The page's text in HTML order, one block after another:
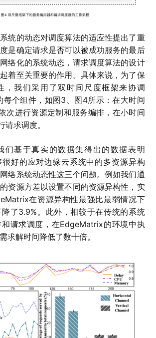
统的动态对调度算法的适应性提出了重
是确定请求是否可以被成功服务的最后
络化的系统动态，请求调度算法的设计
着至关重要的作用。具体来说，为了保
，我们采用了双时间尺度框架来协调
个组件，如图3、图4所示：在大时间
次进行资源定制和服务编排，在小时间
求调度。
们基于真实的数据集得出的数据表明
好的应对边缘云系统中的多资源异构
络系统动态性这三个问题。例如我们通
资源方差以设置不同的资源异构性，实
在资源异构性最强比最弱情况下
了3.9%。此外，相较于在传统的系统
请求调度，在EdgeMatrix的环境中执
求解时间降低了数十倍。